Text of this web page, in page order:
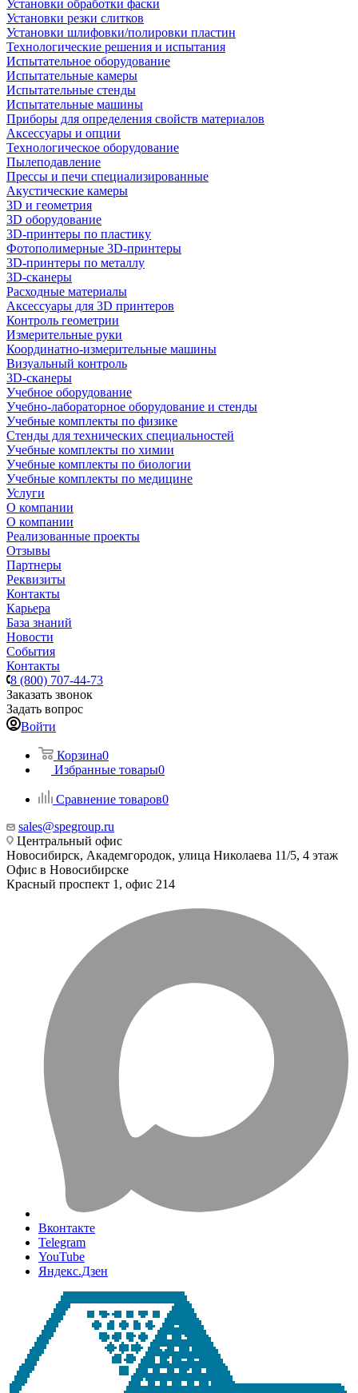
Установки обработки фаски
Установки резки слитков
Установки шлифовки/полировки пластин
Технологические решения и испытания
Испытательное оборудование
Испытательные камеры
Испытательные стенды
Испытательные машины
Приборы для определения свойств материалов
Аксессуары и опции
Технологическое оборудование
Пылеподавление
Прессы и печи специализированные
Акустические камеры
3D и геометрия
3D оборудование
3D-принтеры по пластику
Фотополимерные 3D-принтеры
3D-принтеры по металлу
3D-сканеры
Расходные материалы
Аксессуары для 3D принтеров
Контроль геометрии
Измерительные руки
Координатно-измерительные машины
Визуальный контроль
3D-сканеры
Учебное оборудование
Учебно-лабораторное оборудование и стенды
Учебные комплекты по физике
Стенды для технических специальностей
Учебные комплекты по химии
Учебные комплекты по биологии
Учебные комплекты по медицине
Услуги
О компании
О компании
Реализованные проекты
Отзывы
Партнеры
Реквизиты
Контакты
Карьера
База знаний
Новости
События
Контакты
8 (800) 707-44-73
Заказать звонок
Задать вопрос
Войти
Корзина0
Избранные товары0
Сравнение товаров0
sales@spegroup.ru
Центральный офис
Новосибирск, Академгородок, улица Николаева 11/5, 4 этаж
Офис в Новосибирске
Красный проспект 1, офис 214
Вконтакте
Telegram
YouTube
Яндекс.Дзен